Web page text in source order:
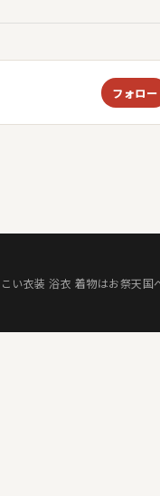
フォロー
い衣装 浴衣 着物はお祭天国